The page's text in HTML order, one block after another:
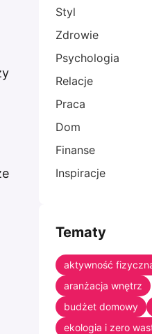
Styl
Zdrowie
Psychologia
Relacje
Praca
Dom
Finanse
Inspiracje
Tematy
aktywność
aranżacja wnętrz
budżet domowy
ekologia i zero